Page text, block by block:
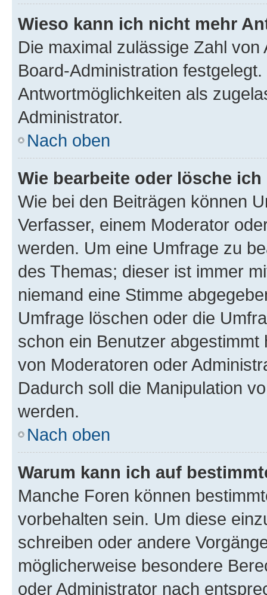
Wieso kann ich nicht mehr
Die maximal zulässige Zahl
Board-Administration
Antwortmöglichkeiten als
Administrator.
Nach oben
Wie bearbeite oder lösche
Wie bei den Beiträgen können
Verfasser, einem Moderator
werden. Um eine Umfrage zu
des Themas; dieser ist immer
niemand eine Stimme
Umfrage löschen oder die
schon ein Benutzer
von Moderatoren oder
Dadurch soll die Manipulation
werden.
Nach oben
Warum kann ich auf
Manche Foren können
vorbehalten sein. Um diese
schreiben oder andere
möglicherweise besondere
oder Administrator nach